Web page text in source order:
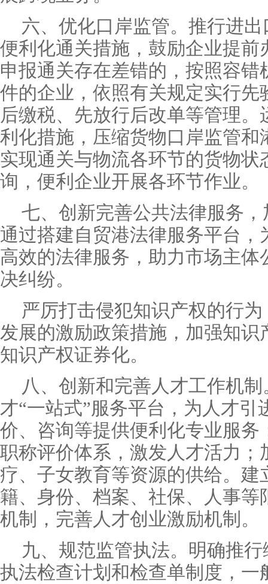
六、优化口岸监管。推行进
便利化通关措施，鼓励企业提前
申报通关存在差错的，按照容错
件的企业，依照有关规定实行先
后缴税、先放行后改单等管理。
利化措施，压缩货物口岸监管和
实现通关与物流各环节的货物状
询，便利企业开展各环节作业。
七、创新完善公共法律服务
通过搭建自贸港法律服务平台，
高效的法律服务，助力市场主体
决纠纷。
严厉打击侵犯知识产权的行
发展的激励政策措施，加强知识
知识产权证券化。
八、创新和完善人才工作机
才“一站式”服务平台，为人才引
价、咨询等提供便利化专业服务
职称评价体系，激发人才活力；
疗、子女教育等资源的供给。建
籍、身份、档案、社保、人事等
机制，完善人才创业激励机制。
九、规范监管执法。明确推
执法检查计划和检查单制度，一